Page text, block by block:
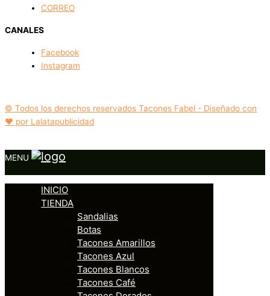
CORREO
CANALES
Facebook
Instagram
© Todos los derechos reservados Tacones Fabel - Diseñado con
❤️ por Lalatapublicidad
MENU
INICIO
TIENDA
Sandalias
Botas
Tacones Amarillos
Tacones Azul
Tacones Blancos
Tacones Café